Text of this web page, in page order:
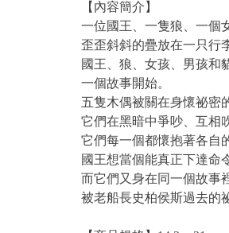
【內容簡介】
一位國王、一隻狼、一個
歪歪斜斜的疊放在一只行
國王、狼、女孩、男孩
一個故事開始。
五隻木偶被關在身懷祕密
它們在黑暗中爭吵、互相
它們每一個都懷抱著各自
國王想當個能真正下達命
而它們又身在同一個故事
被老船長史柏侯斯過去